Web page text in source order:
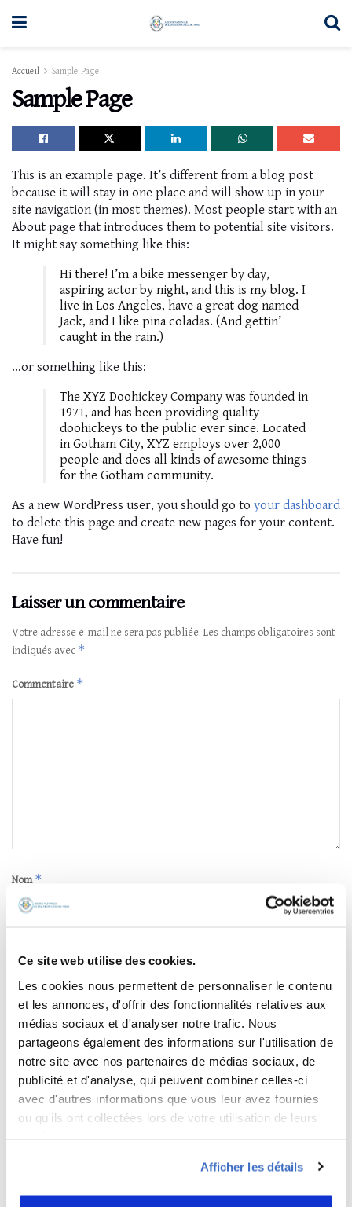
Ce site web utilise des cookies.
Les cookies nous permettent de personnaliser le contenu
et les annonces, d'offrir des fonctionnalités relatives aux
médias sociaux et d'analyser notre trafic. Nous
partageons également des informations sur l'utilisation de
notre site avec nos partenaires de médias sociaux, de
publicité et d'analyse, qui peuvent combiner celles-ci
avec d'autres informations que vous leur avez fournies
ou qu'ils ont collectées lors de votre utilisation de leurs
Afficher les détails
Accueil Sample Page
Sample Page
This is an example page. It’s different from a blog post
because it will stay in one place and will show up in your
site navigation (in most themes). Most people start with an
About page that introduces them to potential site visitors.
It might say something like this:
Hi there! I’m a bike messenger by day,
aspiring actor by night, and this is my blog. I
live in Los Angeles, have a great dog named
Jack, and I like piña coladas. (And gettin’
caught in the rain.)
…or something like this:
The XYZ Doohickey Company was founded in
1971, and has been providing quality
doohickeys to the public ever since. Located
in Gotham City, XYZ employs over 2,000
people and does all kinds of awesome things
for the Gotham community.
As a new WordPress user, you should go to your dashboard
to delete this page and create new pages for your content.
Have fun!
Laisser un commentaire
Votre adresse e-mail ne sera pas publiée. Les champs obligatoires sont
indiqués avec *
Commentaire *
Nom*
Site web
5 − trois =